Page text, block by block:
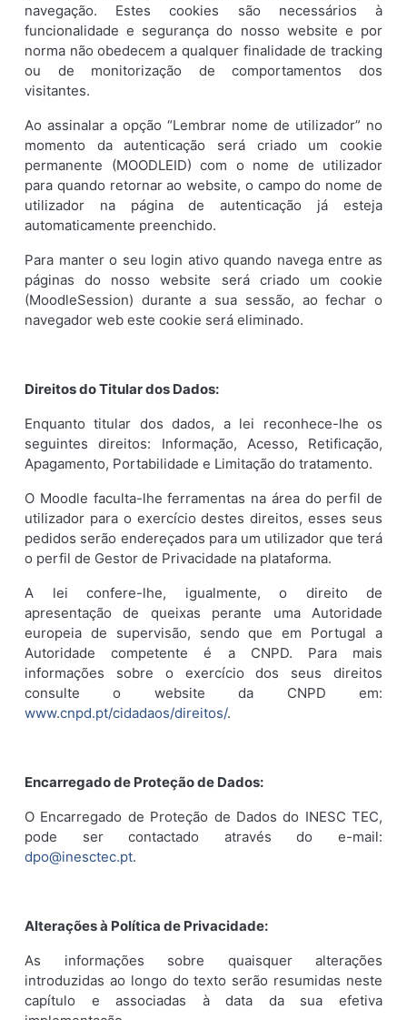
navegação. Estes cookies são necessários à
funcionalidade e segurança do nosso website e por
norma não obedecem a qualquer finalidade de tracking
ou de monitorização de comportamentos dos
visitantes.
Ao assinalar a opção “Lembrar nome de utilizador” no
momento da autenticação será criado um cookie
permanente (MOODLEID) com o nome de utilizador
para quando retornar ao website, o campo do nome de
utilizador na página de autenticação já esteja
automaticamente preenchido.
Para manter o seu login ativo quando navega entre as
páginas do nosso website será criado um cookie
(MoodleSession) durante a sua sessão, ao fechar o
navegador web este cookie será eliminado.
Direitos do Titular dos Dados:
Enquanto titular dos dados, a lei reconhece-lhe os
seguintes direitos: Informação, Acesso, Retificação,
Apagamento, Portabilidade e Limitação do tratamento.
O Moodle faculta-lhe ferramentas na área do perfil de
utilizador para o exercício destes direitos, esses seus
pedidos serão endereçados para um utilizador que terá
o perfil de Gestor de Privacidade na plataforma.
A lei confere-lhe, igualmente, o direito de
apresentação de queixas perante uma Autoridade
europeia de supervisão, sendo que em Portugal a
Autoridade competente é a CNPD. Para mais
informações sobre o exercício dos seus direitos
consulte o website da CNPD em:
www.cnpd.pt/cidadaos/direitos/.
Encarregado de Proteção de Dados:
O Encarregado de Proteção de Dados do INESC TEC,
pode ser contactado através do e-mail:
dpo@inesctec.pt.
Alterações à Política de Privacidade:
As informações sobre quaisquer alterações
introduzidas ao longo do texto serão resumidas neste
capítulo e associadas à data da sua efetiva